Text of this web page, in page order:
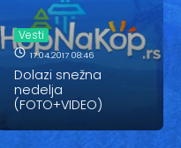
Oglasi
Galerija
Vesti
17.04.2017 08:46
Dolazi snežna
nedelja
(FOTO+VIDEO)